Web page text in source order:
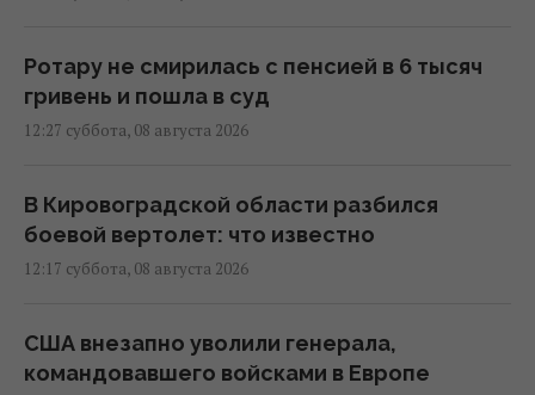
Ротару не смирилась с пенсией в 6 тысяч
гривень и пошла в суд
12:27 суббота, 08 августа 2026
В Кировоградской области разбился
боевой вертолет: что известно
12:17 суббота, 08 августа 2026
США внезапно уволили генерала,
командовавшего войсками в Европе